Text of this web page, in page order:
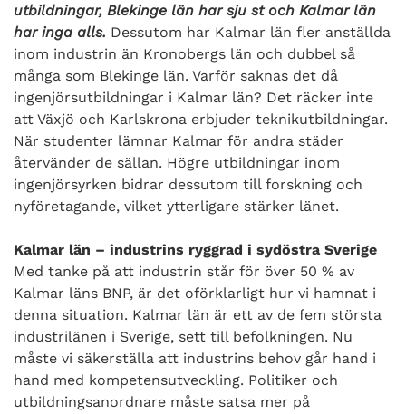
utbildningar, Blekinge län har sju st och Kalmar län
har inga alls. Dessutom har Kalmar län fler anställda
inom industrin än Kronobergs län och dubbel så
många som Blekinge län. Varför saknas det då
ingenjörsutbildningar i Kalmar län? Det räcker inte
att Växjö och Karlskrona erbjuder teknikutbildningar.
När studenter lämnar Kalmar för andra städer
återvänder de sällan. Högre utbildningar inom
ingenjörsyrken bidrar dessutom till forskning och
nyföretagande, vilket ytterligare stärker länet.
Kalmar län – industrins ryggrad i sydöstra Sverige
Med tanke på att industrin står för över 50 % av
Kalmar läns BNP, är det oförklarligt hur vi hamnat i
denna situation. Kalmar län är ett av de fem största
industrilänen i Sverige, sett till befolkningen. Nu
måste vi säkerställa att industrins behov går hand i
hand med kompetensutveckling. Politiker och
utbildningsanordnare måste satsa mer på